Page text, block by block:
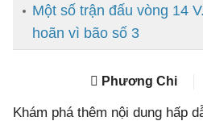
Một số trận đấu vòng 14
hoãn vì bão số 3
Phương Chi
Khám phá thêm nội dung hấp